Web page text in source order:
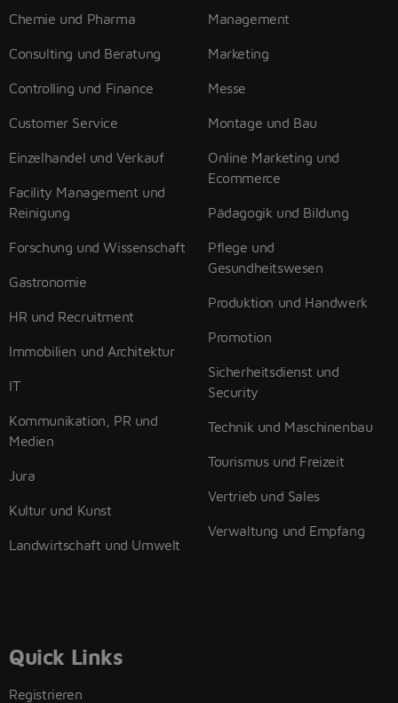
Chemie und Pharma
Consulting und Beratung
Controlling und Finance
Customer Service
Einzelhandel und Verkauf
Facility Management und
Reinigung
Forschung und Wissenschaft
Gastronomie
HR und Recruitment
Immobilien und Architektur
IT
Kommunikation, PR und
Medien
Jura
Kultur und Kunst
Landwirtschaft und Umwelt
Management
Marketing
Messe
Montage und Bau
Online Marketing und
Ecommerce
Pädagogik und Bildung
Pflege und
Gesundheitswesen
Produktion und Handwerk
Promotion
Sicherheitsdienst und
Security
Technik und Maschinenbau
Tourismus und Freizeit
Vertrieb und Sales
Verwaltung und Empfang
Quick Links
Registrieren